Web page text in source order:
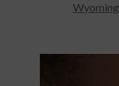
Wyoming